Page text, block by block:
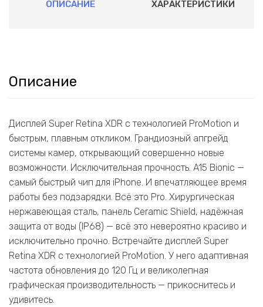
ОПИСАНИЕ ХАРАКТЕРИСТИКИ
Описание
Дисплей Super Retina XDR с технологией ProMotion и
быстрым, плавным откликом. Грандиозный апгрейд
системы камер, открывающий совершенно новые
возможности. Исключительная прочность. A15 Bionic —
самый быстрый чип для iPhone. И впечатляющее время
работы без подзарядки. Всё это Pro. Хирургическая
нержавеющая сталь, панель Ceramic Shield, надёжная
защита от воды (IP68) — всё это невероятно красиво и
исключительно прочно. Встречайте дисплей Super
Retina XDR с технологией ProMotion. У него адаптивная
частота обновления до 120 Гц и великолепная
графическая производительность — прикоснитесь и
удивитесь.